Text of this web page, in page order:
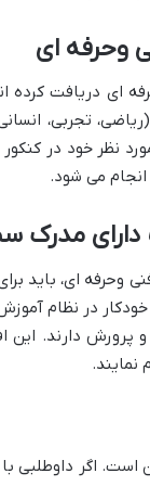
وحرفه ای
ای دریافت
تجربی،
خود در کنکور
انجام می شود.
دارای
وحرفه ای، باید
در نظام
دارند. این
نمایند.
است. اگر داوطلبی